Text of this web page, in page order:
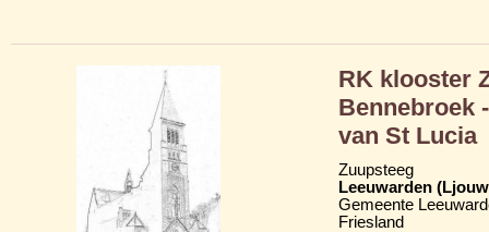
RK klooster
Bennebroek
van St Lucia
Zuupsteeg
Leeuwarden
Gemeente
Friesland